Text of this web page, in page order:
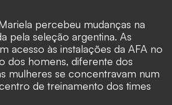
percebeu mudanças na
pela seleção argentina. As
acesso às instalações da AFA no
dos homens, diferente dos
mulheres se concentravam num
de treinamento dos times